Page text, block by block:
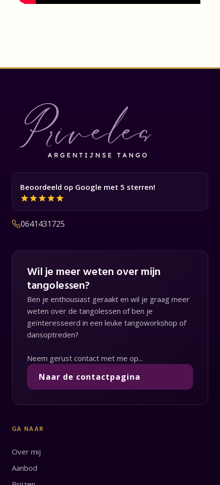
Beoordeeld op Google met 5 sterren!
0641431725
Wil je meer weten over mijn
tangolessen?
Ben je enthousiast geraakt en wil je graag meer
weten over de tangolessen of ben je
geïnteresseerd in een leuke tangoworkshop of
dansoptreden?
Neem gerust contact met me op...
Naar de contactpagina
GA NAAR
Over mij
Aanbod